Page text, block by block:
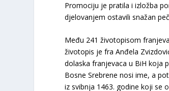
Promociju je pratila i izložba
djelovanjem ostavili snažan
Među 241 životopisom
životopis je fra Anđela
dolaska franjevaca u BiH koja
Bosne Srebrene nosi ime, a
iz svibnja 1463. godine koji se